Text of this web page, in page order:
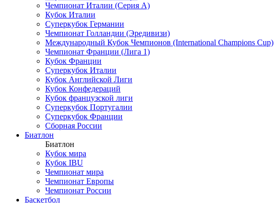
Чемпионат Италии (Серия А)
Кубок Италии
Суперкубок Германии
Чемпионат Голландии (Эредивизи)
Международный Кубок Чемпионов (International Champions Cup)
Чемпионат Франции (Лига 1)
Кубок Франции
Суперкубок Италии
Кубок Английской Лиги
Кубок Конфедераций
Кубок французской лиги
Суперкубок Португалии
Суперкубок Франции
Сборная России
Биатлон
Биатлон
Кубок мира
Кубок IBU
Чемпионат мира
Чемпионат Европы
Чемпионат России
Баскетбол